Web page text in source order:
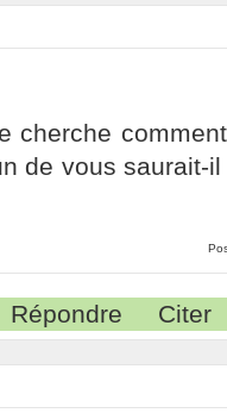
cherche
de vous saurait-
Répondre Citer